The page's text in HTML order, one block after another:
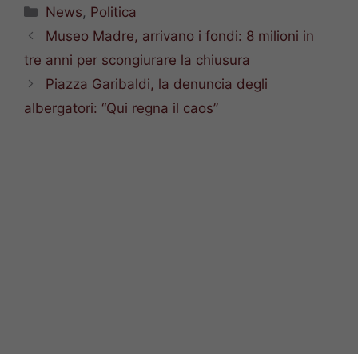
Categorie
News, Politica
Museo Madre, arrivano i fondi: 8 milioni in
tre anni per scongiurare la chiusura
Piazza Garibaldi, la denuncia degli
albergatori: “Qui regna il caos”